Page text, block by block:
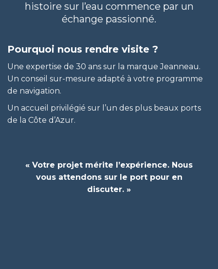
histoire sur l’eau commence par un
échange passionné.
Pourquoi nous rendre visite ?
Une expertise de 30 ans sur la marque Jeanneau.
Un conseil sur-mesure adapté à votre programme
de navigation.
Un accueil privilégié sur l’un des plus beaux ports
de la Côte d’Azur.
« Votre projet mérite l’expérience. Nous
vous attendons sur le port pour en
discuter. »